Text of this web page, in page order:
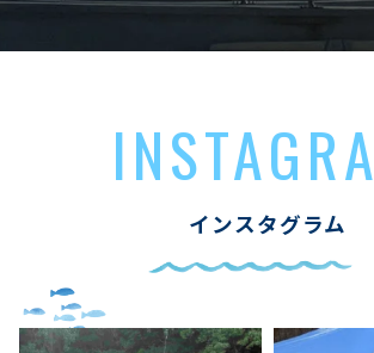
インスタグラム